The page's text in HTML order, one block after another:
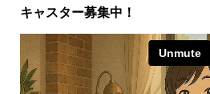
キャスター募集中！